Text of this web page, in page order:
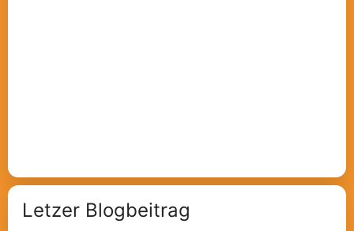
Letzer Blogbeitrag